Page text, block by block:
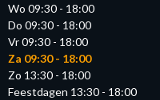
Wo 09:30 - 18:00
Do 09:30 - 18:00
Vr 09:30 - 18:00
Za 09:30 - 18:00
Zo 13:30 - 18:00
Feestdagen 13:30 - 18:00